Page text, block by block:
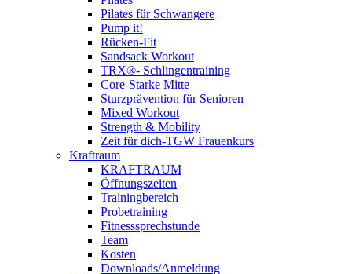
Pilates für Schwangere
Pump it!
Rücken-Fit
Sandsack Workout
TRX®- Schlingentraining
Core-Starke Mitte
Sturzprävention für Senioren
Mixed Workout
Strength & Mobility
Zeit für dich-TGW Frauenkurs
Kraftraum
KRAFTRAUM
Öffnungszeiten
Trainingbereich
Probetraining
Fitnesssprechstunde
Team
Kosten
Downloads/Anmeldung